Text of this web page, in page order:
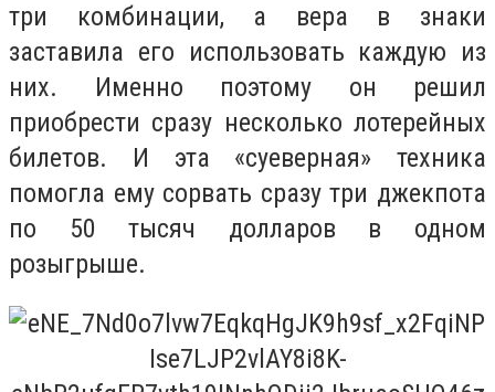
три комбинации, а вера в знаки
заставила его использовать каждую из
них. Именно поэтому он решил
приобрести сразу несколько лотерейных
билетов. И эта «суеверная» техника
помогла ему сорвать сразу три джекпота
по 50 тысяч долларов в одном
розыгрыше.